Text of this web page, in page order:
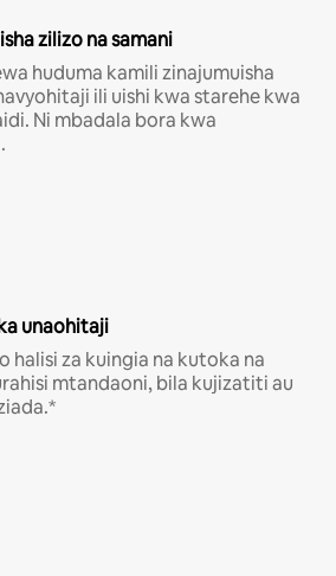
zilizo na samani
huduma kamili zinajumuisha
ili uishi kwa starehe kwa
Ni mbadala bora kwa
unaohitaji
halisi za kuingia na kutoka na
mtandaoni, bila kujizatiti au